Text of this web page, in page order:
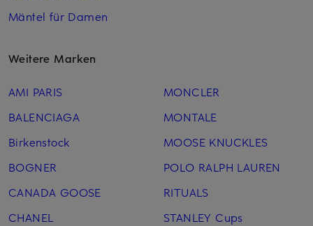
Mäntel für Damen
Weitere Marken
AMI PARIS
BALENCIAGA
Birkenstock
BOGNER
CANADA GOOSE
CHANEL
MONCLER
MONTALE
MOOSE KNUCKLES
POLO RALPH LAUREN
RITUALS
STANLEY Cups